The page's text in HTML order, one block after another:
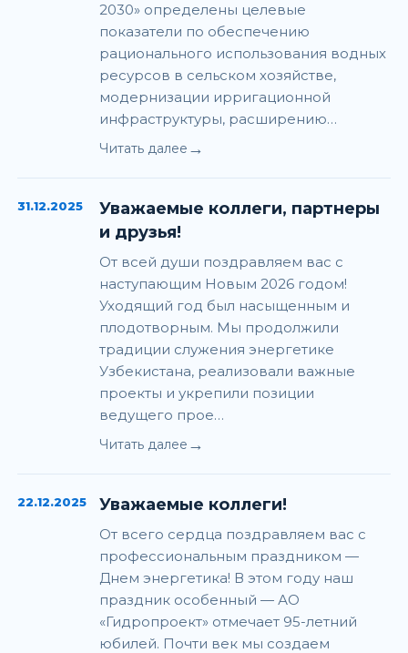
2030» определены целевые
показатели по обеспечению
рационального использования водных
ресурсов в сельском хозяйстве,
модернизации ирригационной
инфраструктуры, расширению…
Читать далее →
31.12.2025
Уважаемые коллеги, партнеры
и друзья!
От всей души поздравляем вас с
наступающим Новым 2026 годом!
Уходящий год был насыщенным и
плодотворным. Мы продолжили
традиции служения энергетике
Узбекистана, реализовали важные
проекты и укрепили позиции
ведущего прое…
Читать далее →
22.12.2025 Уважаемые коллеги!
От всего сердца поздравляем вас с
профессиональным праздником —
Днем энергетика! В этом году наш
праздник особенный — АО
«Гидропроект» отмечает 95-летний
юбилей. Почти век мы создаем